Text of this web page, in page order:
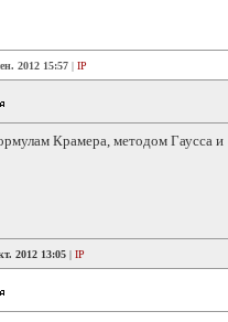
2012 15:57 | IP
Крамера, методом Гаусса и
2012 13:05 | IP